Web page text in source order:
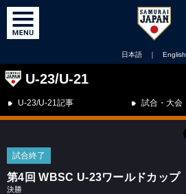
日本語 ｜ English
U-23/U-21
U-23/U-21記事 試合・大会
試合終了
第4回 WBSC U-23ワールドカップ
決勝